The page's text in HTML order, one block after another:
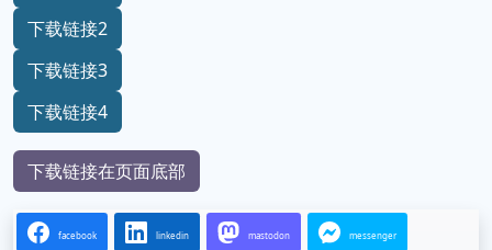
下载链接2
下载链接3
下载链接4
下载链接在页面底部
facebook linkedin mastodon messenger